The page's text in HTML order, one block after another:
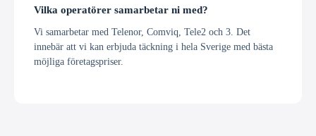
Vilka operatörer samarbetar ni med?
Vi samarbetar med Telenor, Comviq, Tele2 och 3. Det
innebär att vi kan erbjuda täckning i hela Sverige med bästa
möjliga företagspriser.